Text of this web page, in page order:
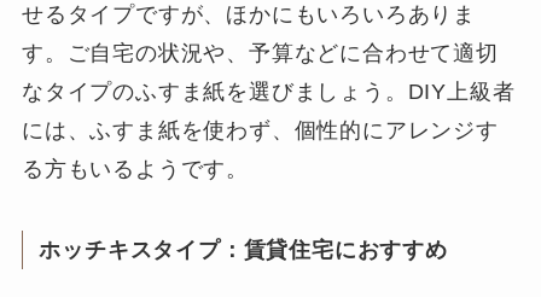
せるタイプですが、ほかにもいろいろありま
す。ご自宅の状況や、予算などに合わせて適切
なタイプのふすま紙を選びましょう。DIY上級者
には、ふすま紙を使わず、個性的にアレンジす
る方もいるようです。
ホッチキスタイプ：賃貸住宅におすすめ